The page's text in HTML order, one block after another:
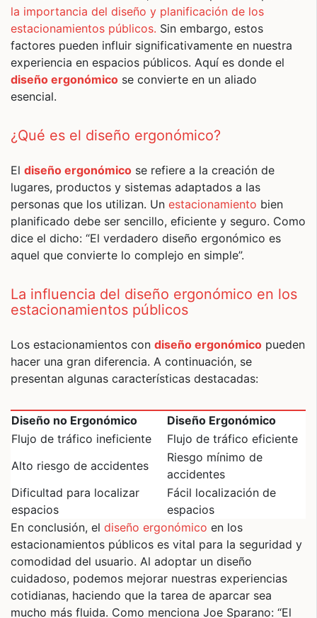
la importancia del diseño y planificación de los
estacionamientos públicos. Sin embargo, estos
factores pueden influir significativamente en nuestra
experiencia en espacios públicos. Aquí es donde el
diseño ergonómico se convierte en un aliado
esencial.
¿Qué es el diseño ergonómico?
El diseño ergonómico se refiere a la creación de
lugares, productos y sistemas adaptados a las
personas que los utilizan. Un estacionamiento bien
planificado debe ser sencillo, eficiente y seguro. Como
dice el dicho: “El verdadero diseño ergonómico es
aquel que convierte lo complejo en simple”.
La influencia del diseño ergonómico en los
estacionamientos públicos
Los estacionamientos con diseño ergonómico pueden
hacer una gran diferencia. A continuación, se
presentan algunas características destacadas:
Diseño no Ergonómico
Diseño Ergonómico
Flujo de tráfico ineficiente
Flujo de tráfico eficiente
Alto riesgo de accidentes
Riesgo mínimo de
accidentes
Dificultad para localizar
espacios
Fácil localización de
espacios
En conclusión, el diseño ergonómico en los
estacionamientos públicos es vital para la seguridad y
comodidad del usuario. Al adoptar un diseño
cuidadoso, podemos mejorar nuestras experiencias
cotidianas, haciendo que la tarea de aparcar sea
mucho más fluida. Como menciona Joe Sparano: “El